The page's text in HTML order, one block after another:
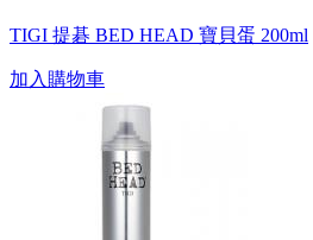
TIGI 提碁 BED HEAD 寶貝蛋 200ml
加入購物車